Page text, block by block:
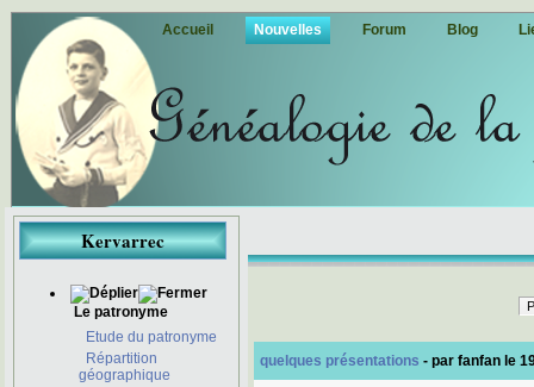
Accueil Nouvelles Forum Blog
Kervarrec
Le patronyme
Etude du patronyme
Répartition
géographique
quelques présentations - par fanfan le